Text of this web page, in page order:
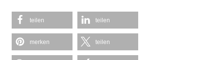
teilen teilen
merken teilen